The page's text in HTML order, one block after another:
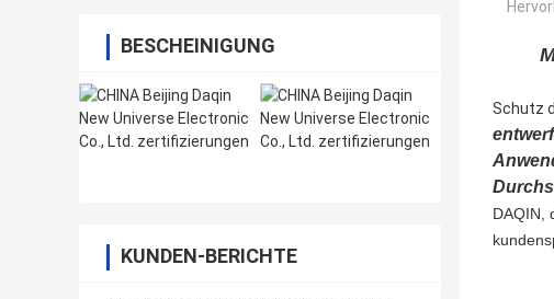
BESCHEINIGUNG
KUNDEN-BERICHTE
Schutz
DAQIN,